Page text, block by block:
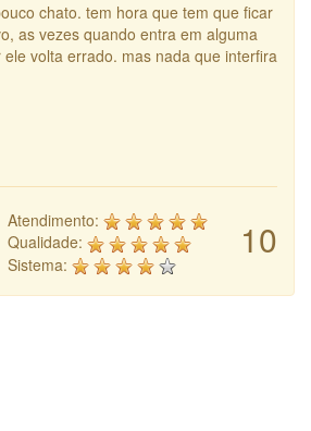
chato. tem hora que tem que ficar
as vezes quando entra em alguma
volta errado. mas nada que interfira
10
Atendimento:
Qualidade:
Sistema: